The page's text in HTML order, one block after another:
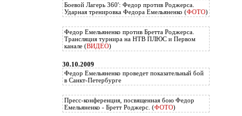
Боевой Лагерь 360': Федор против Роджерса.
Ударная тренировка Федора Емельяненко (ФОТО)
Федор Емельяненко против Бретта Роджерса.
Трансляция турнира на НТВ ПЛЮС и Первом
канале (ВИДЕО)
30.10.2009
Федор Емельяненко проведет показательный бой
в Санкт-Петербурге
Пресс-конференция, посвященная бою Федор
Емельяненко - Бретт Роджерс. (ФОТО)